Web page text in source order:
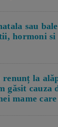
sau
hormoni si
la
găsit cauza
mame